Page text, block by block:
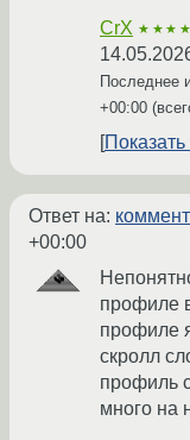
CrX
Последнее
+00:00
Показать
Ответ на:
+00:00
профиле
профиле
скролл
профиль
много на